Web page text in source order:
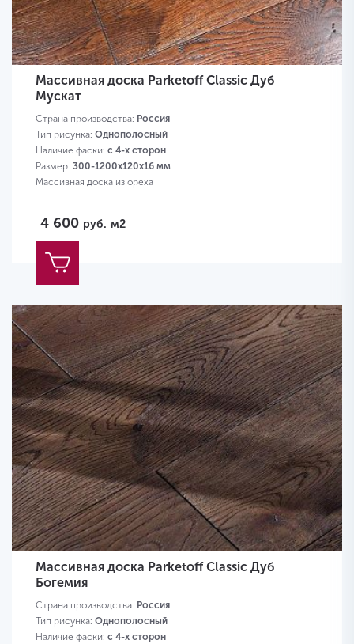
Массивная доска Parketoff Classic Дуб
Мускат
Страна производства: Россия
Тип рисунка: Однополосный
Наличие фаски: с 4-х сторон
Размер: 300-1200х120х16 мм
Массивная доска из ореха
4 600 руб. м2
Массивная доска Parketoff Classic Дуб
Богемия
Страна производства: Россия
Тип рисунка: Однополосный
Наличие фаски: с 4-х сторон